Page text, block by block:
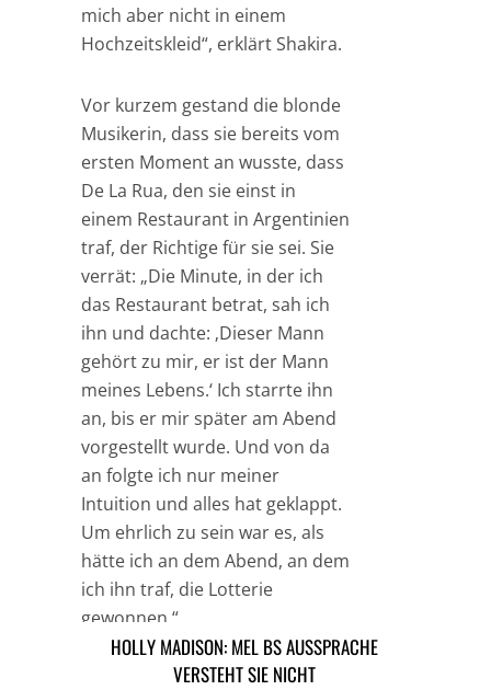
mich aber nicht in einem
Hochzeitskleid“, erklärt Shakira.
Vor kurzem gestand die blonde
Musikerin, dass sie bereits vom
ersten Moment an wusste, dass
De La Rua, den sie einst in
einem Restaurant in Argentinien
traf, der Richtige für sie sei. Sie
verrät: „Die Minute, in der ich
das Restaurant betrat, sah ich
ihn und dachte: ‚Dieser Mann
gehört zu mir, er ist der Mann
meines Lebens.‘ Ich starrte ihn
an, bis er mir später am Abend
vorgestellt wurde. Und von da
an folgte ich nur meiner
Intuition und alles hat geklappt.
Um ehrlich zu sein war es, als
hätte ich an dem Abend, an dem
ich ihn traf, die Lotterie
gewonnen.“
MUSIK NEWS SHAKIRA
MENA SUVARI IST UNTER DER HAUBE
HOLLY MADISON: MEL BS AUSSPRACHE
VERSTEHT SIE NICHT